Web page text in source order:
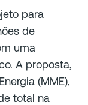
para
de
uma
A proposta,
(MME),
total na